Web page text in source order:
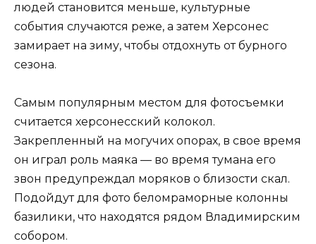
людей становится меньше, культурные
события случаются реже, а затем Херсонес
замирает на зиму, чтобы отдохнуть от бурного
сезона.
Самым популярным местом для фотосъемки
считается херсонесский колокол.
Закрепленный на могучих опорах, в свое время
он играл роль маяка — во время тумана его
звон предупреждал моряков о близости скал.
Подойдут для фото беломраморные колонны
базилики, что находятся рядом Владимирским
собором.